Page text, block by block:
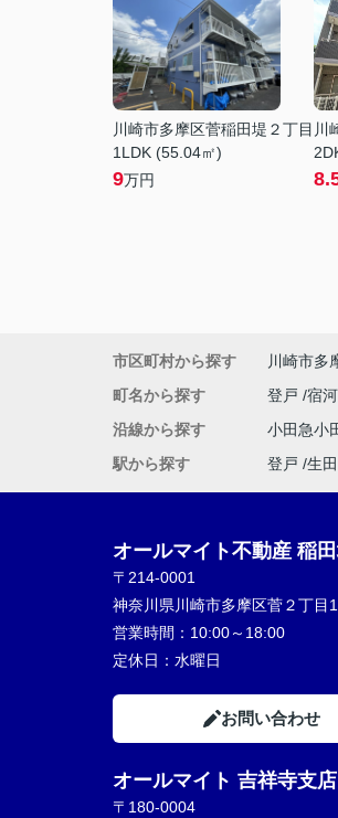
川崎市多摩区菅稲田堤２丁目
1LDK (55.04㎡)
9万円
川
市区町村から探す 川崎市多
町名から探す
登戸 宿
沿線から探す
小田急小
駅から探す
登戸 生田
オールマイト不動産 稲
〒214-0001
神奈川県川崎市多摩区菅２丁目
営業時間： 10:00～18:00
定休日： 水曜日
お問い合わせ
オールマイト 吉祥寺支店
〒180-0004